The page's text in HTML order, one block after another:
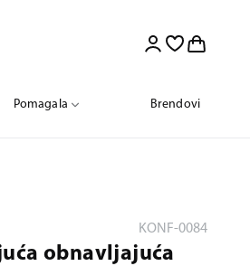
Pomagala Brendovi
KONF-0084
obnavljajuća